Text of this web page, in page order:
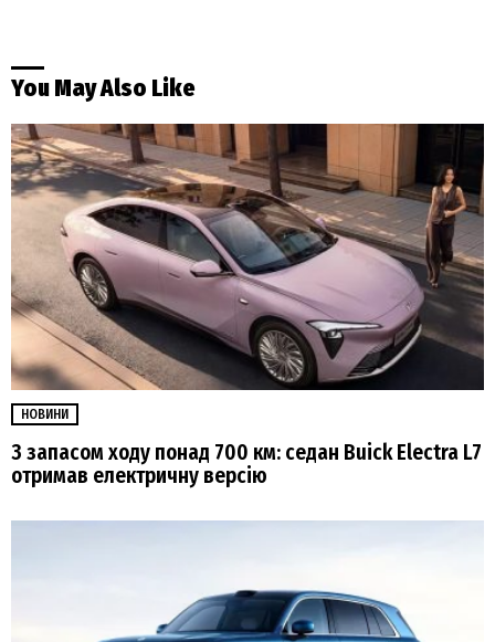
You May Also Like
НОВИНИ
З запасом ходу понад 700 км: седан Buick Electra L7
отримав електричну версію